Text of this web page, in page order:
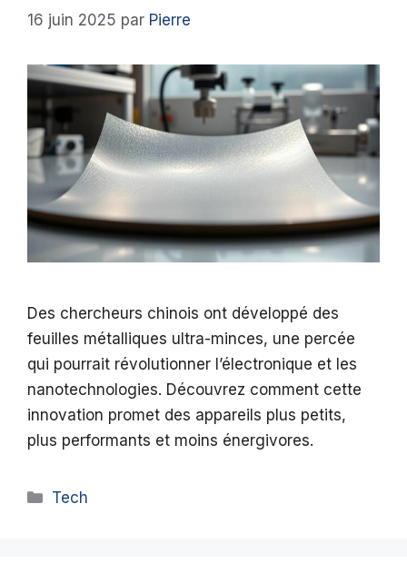
16 juin 2025 par Pierre
Des chercheurs chinois ont développé des
feuilles métalliques ultra-minces, une percée
qui pourrait révolutionner l’électronique et les
nanotechnologies. Découvrez comment cette
innovation promet des appareils plus petits,
plus performants et moins énergivores.
Catégories
Tech